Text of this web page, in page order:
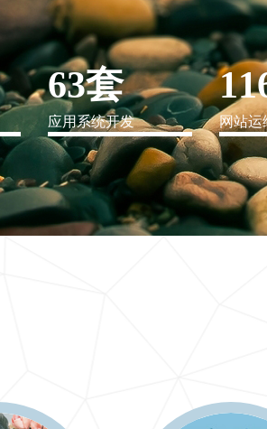
业解决方案
传递是否做到更新、更全、更
快
63套
应用系统开发 网站运